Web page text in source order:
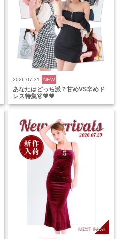
2026.07.31 NEW
あなたはどっち派？甘めVS辛めド
レス特集👗💖🖤